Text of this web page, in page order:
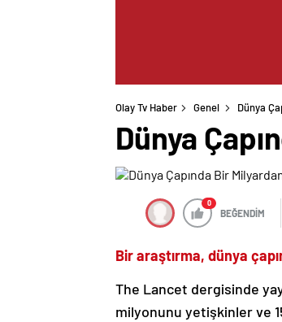
Olay Tv Haber Genel Dünya
Dünya
0
BEĞENDİM
Bir araştırma, dünya
The Lancet dergisinde
milyonunu yetişkinler ve